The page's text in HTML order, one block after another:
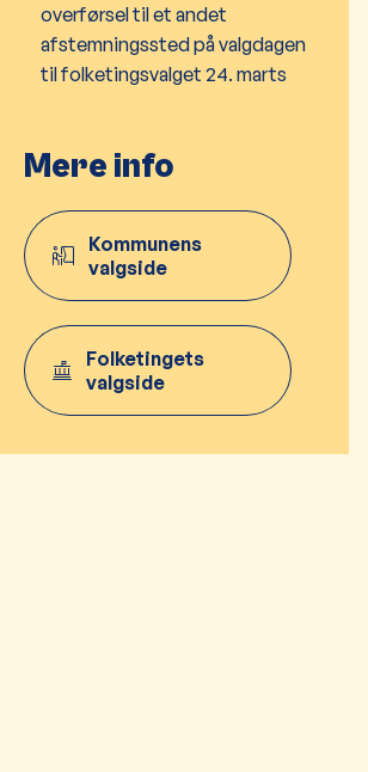
overførsel til et andet
afstemningssted på valgdagen
til folketingsvalget 24. marts
Mere info
Kommunens
valgside
Folketingets
valgside